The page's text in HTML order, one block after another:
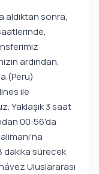
aldıktan sonra,
ardından,
(Peru)
ile
Yaklaşık 3 saat
00:56'da
dakika sürecek
Uluslararası